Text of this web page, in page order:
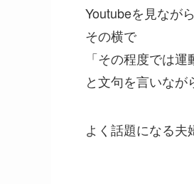
Youtubeを見なが
その横で
「その程度では運
と文句を言いな
よく話題になる夫